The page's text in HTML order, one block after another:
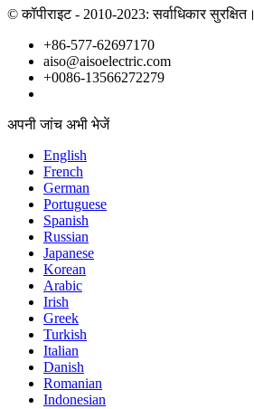
© कॉपीराइट - 2010-2023: सर्वाधिकार सुरक्षित।
+86-577-62697170
aiso@aisoelectric.com
+0086-13566272279
अपनी जांच अभी भेजें
English
French
German
Portuguese
Spanish
Russian
Japanese
Korean
Arabic
Irish
Greek
Turkish
Italian
Danish
Romanian
Indonesian